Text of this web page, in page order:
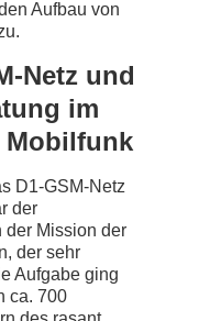
Aufbau von
Netz und
im
Mobilfunk
D1-GSM-Netz
der
der Mission der
der sehr
Aufgabe ging
ca. 700